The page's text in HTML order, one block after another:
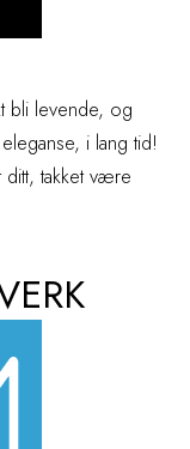
bli levende, og
i lang tid!
ditt, takket være